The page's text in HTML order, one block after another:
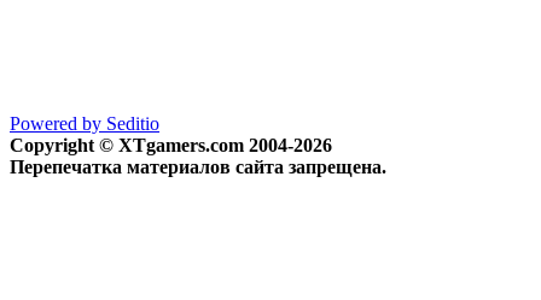
Powered by Seditio
Copyright © XTgamers.com 2004-2026
Перепечатка материалов сайта запрещена.